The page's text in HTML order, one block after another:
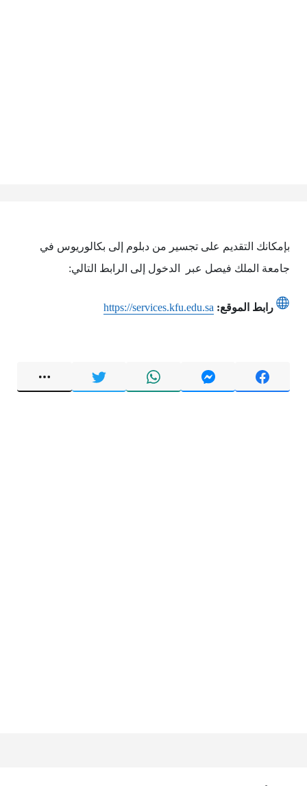
بإمكانك التقديم على تجسير من دبلوم إلى بكالوريوس في
جامعة الملك فيصل عبر الدخول إلى الرابط التالي:
رابط الموقع: https://services.kfu.edu.sa